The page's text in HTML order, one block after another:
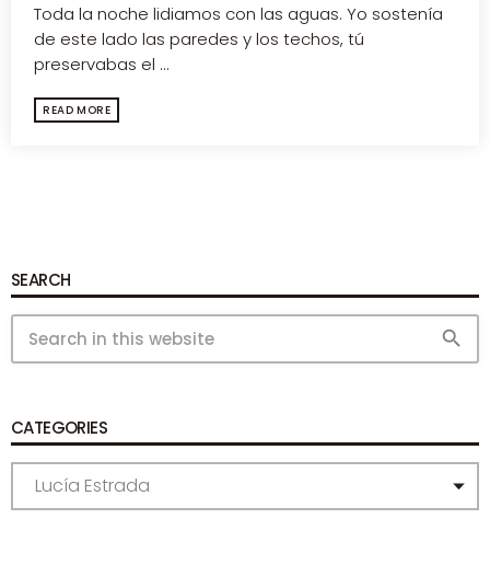
Toda la noche lidiamos con las aguas. Yo sostenía
de este lado las paredes y los techos, tú
preservabas el ...
READ MORE
SEARCH
search
CATEGORIES
C
T